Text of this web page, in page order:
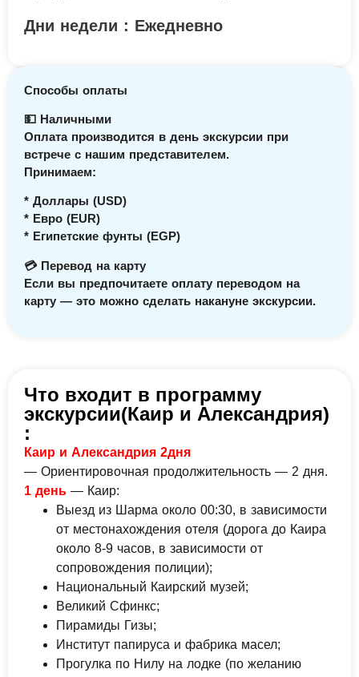
Дни недели : Ежедневно
Способы оплаты
💵 Наличными
Оплата производится в день экскурсии при
встрече с нашим представителем.
Принимаем:
* Доллары (USD)
* Евро (EUR)
* Египетские фунты (EGP)
💳 Перевод на карту
Если вы предпочитаете оплату переводом на
карту — это можно сделать накануне экскурсии.
Что входит в программу
экскурсии(Каир и Александрия)
:
Каир и Александрия 2дня
— Ориентировочная продолжительность — 2 дня.
1 день — Каир:
Выезд из Шарма около 00:30, в зависимости
от местонахождения отеля (дорога до Каира
около 8-9 часов, в зависимости от
сопровождения полиции);
Национальный Каирский музей;
Великий Сфинкс;
Пирамиды Гизы;
Институт папируса и фабрика масел;
Прогулка по Нилу на лодке (по желанию